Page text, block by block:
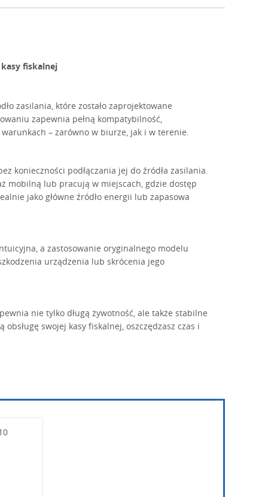
fiskalnej
zasilania, które zostało zaprojektowane
zapewnia pełną kompatybilność,
– zarówno w biurze, jak i w terenie.
konieczności podłączania jej do źródła zasilania.
mobilną lub pracują w miejscach, gdzie dostęp
jako główne źródło energii lub zapasowa
a zastosowanie oryginalnego modelu
urządzenia lub skrócenia jego
nie tylko długą żywotność, ale także stabilne
swojej kasy fiskalnej, oszczędzasz czas i